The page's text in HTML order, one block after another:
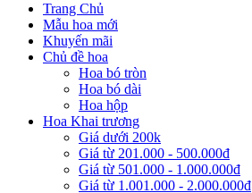
Trang Chủ
Mẫu hoa mới
Khuyến mãi
Chủ đề hoa
Hoa bó tròn
Hoa bó dài
Hoa hộp
Hoa Khai trương
Giá dưới 200k
Giá từ 201.000 - 500.000đ
Giá từ 501.000 - 1.000.000đ
Giá từ 1.001.000 - 2.000.000đ